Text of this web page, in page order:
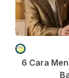
6 Cara